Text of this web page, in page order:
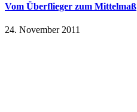
Vom Überflieger zum Mittelmaß
24. November 2011